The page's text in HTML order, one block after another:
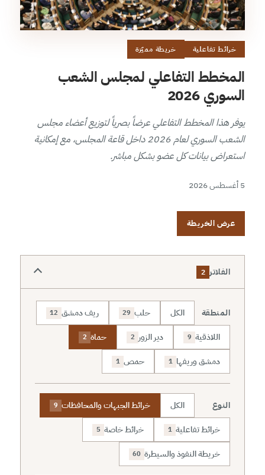
خرائط تفاعلية خريطة مميّزة
المخطط التفاعلي لمجلس الشعب
السوري 2026
يوفر هذا المخطط التفاعلي عرضاً بصرياً لتوزيع أعضاء مجلس
الشعب السوري لعام 2026 داخل قاعة المجلس، مع إمكانية
استعراض بيانات كل عضو بشكل مباشر.
5 أغسطس 2026
عرض الخريطة
الفلاتر 2
المنطقة الكل حلب 29 ريف دمشق 12
اللاذقية 9 دير الزور 2 حماة 2
دمشق وريفها 1 حمص 1
النوع الكل خرائط الجبهات والمحافظات 9
خرائط تفاعلية 1 خرائط خاصة 5
خريطة النفوذ والسيطرة 60